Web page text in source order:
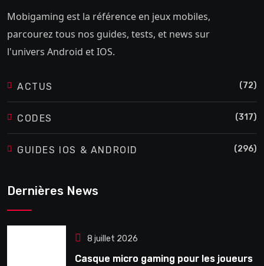
Mobigaming est la référence en jeux mobiles,
parcourez tous nos guides, tests, et news sur
l'univers Android et IOS.
ACTUS (72)
CODES (317)
GUIDES IOS & ANDROID (296)
Dernières News
8 juillet 2026
Casque micro gaming pour les joueurs